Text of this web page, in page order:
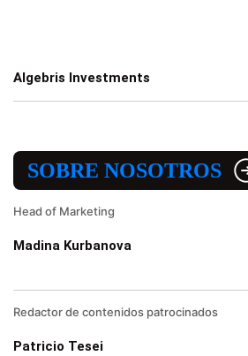
Algebris Investments
SOBRE NOSOTROS
Head of Marketing
Madina Kurbanova
Redactor de contenidos patrocinados
Patricio Tesei